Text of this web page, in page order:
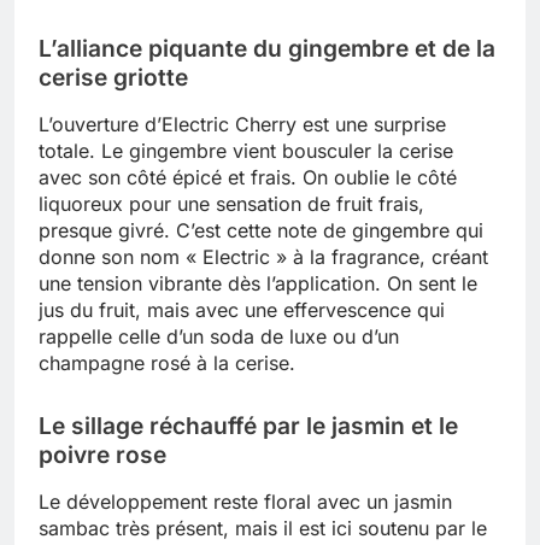
L’alliance piquante du gingembre et de la
cerise griotte
L’ouverture d’Electric Cherry est une surprise
totale. Le gingembre vient bousculer la cerise
avec son côté épicé et frais. On oublie le côté
liquoreux pour une sensation de fruit frais,
presque givré. C’est cette note de gingembre qui
donne son nom « Electric » à la fragrance, créant
une tension vibrante dès l’application. On sent le
jus du fruit, mais avec une effervescence qui
rappelle celle d’un soda de luxe ou d’un
champagne rosé à la cerise.
Le sillage réchauffé par le jasmin et le
poivre rose
Le développement reste floral avec un jasmin
sambac très présent, mais il est ici soutenu par le